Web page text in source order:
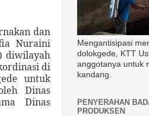
dan
Nuraini
diwilayah
di
untuk
Dinas
Dinas
Mengantisipasi
dolokgede, KTT
anggotanya untuk
kandang.
PENYERAHAN
PRODUKSEN